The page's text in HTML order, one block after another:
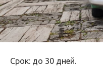
Срок: до 30 дней.